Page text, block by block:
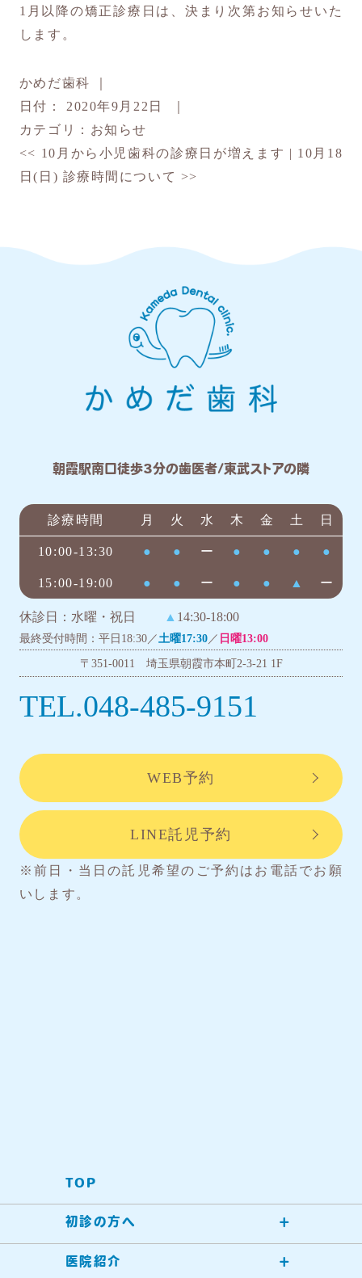
1月以降の矯正診療日は、決まり次第お知らせいた
します。
かめだ歯科
日付： 2020年9月22日
カテゴリ： お知らせ
<< 10月から小児歯科の診療日が増えます | 10月18
日(日) 診療時間について >>
朝霞駅南口徒歩3分の歯医者/東武ストアの隣
診療時間 月 火 水 木 金 土 日
10:00-13:30 ● ● ー ● ● ● ●
15:00-19:00 ● ● ー ● ● ▲ ー
休診日：水曜・祝日 ▲ 14:30-18:00
最終受付時間：平日18:30／ 土曜17:30／ 日曜13:00
〒351-0011 埼玉県朝霞市本町2-3-21 1F
TEL.048-485-9151
WEB予約
LINE託児予約
※前日・当日の託児希望のご予約はお電話でお願
いします。
TOP
初診の方へ
医院紹介